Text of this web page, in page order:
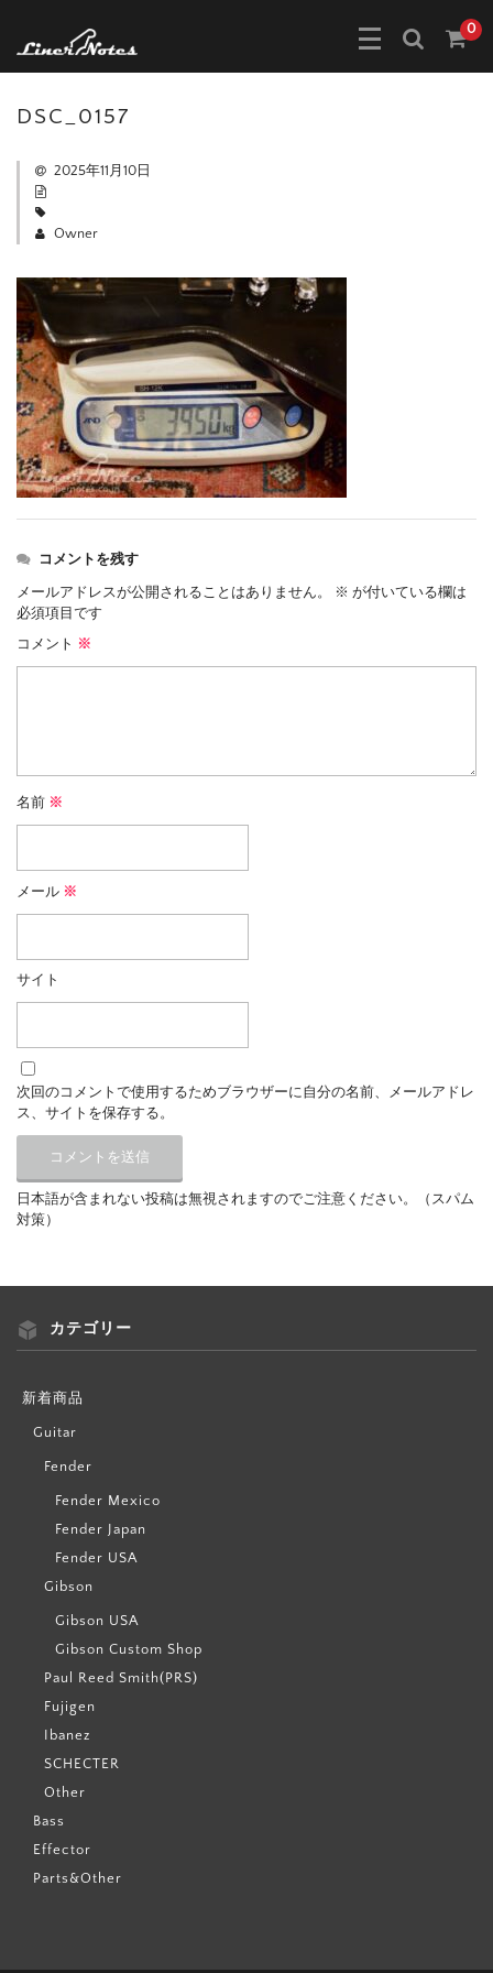
0
DSC_0157
2025年11月10日
Owner
コメントを残す
メールアドレスが公開されることはありません。 ※ が付いている欄は
必須項目です
コメント ※
名前 ※
メール ※
サイト
次回のコメントで使用するためブラウザーに自分の名前、メールアドレ
ス、サイトを保存する。
日本語が含まれない投稿は無視されますのでご注意ください。（スパム
対策）
カテゴリー
新着商品
Guitar
Fender
Fender Mexico
Fender Japan
Fender USA
Gibson
Gibson USA
Gibson Custom Shop
Paul Reed Smith(PRS)
Fujigen
Ibanez
SCHECTER
Other
Bass
Effector
Parts&Other